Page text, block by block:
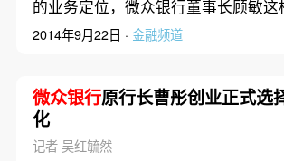
的业务定位，微众银行董事长顾敏
2014年9月22日 · 金融频道
微众银行原行长曹彤创业正式选
化
记者 吴红毓然